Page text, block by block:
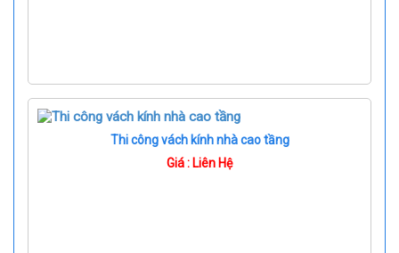
Thi công vách kính nhà cao tầng
Giá : Liên Hệ